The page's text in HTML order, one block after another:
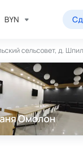
BYN
сельсовет, д.
Омолон